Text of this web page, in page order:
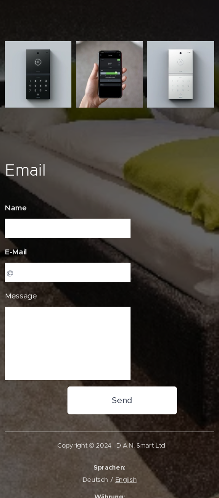
Email
Name
E-Mail
Message
Send
Copyright © 2024 D.A.N. Smart Ltd.
Sprachen
Deutsch
English